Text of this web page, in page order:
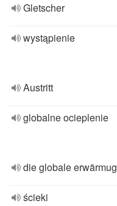
Gletscher
wystąpienie
Austritt
globalne ocieplenie
die globale erwärmug
ścieki